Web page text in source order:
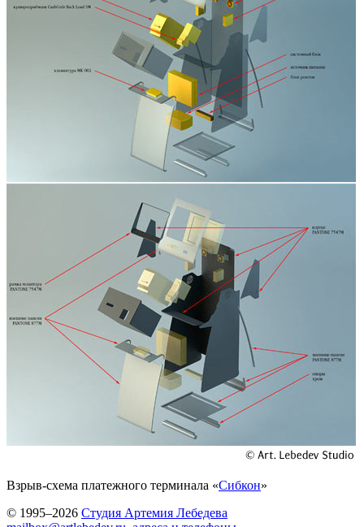
Взрыв-схема платежного терминала «Сибкон»
© 1995–2026 Студия Артемия Лебедева